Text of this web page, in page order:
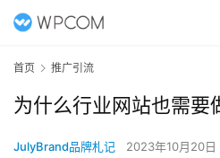
首页 推广引流
为什么行业网站也需要
JulyBrand品牌札记 2023年10月20